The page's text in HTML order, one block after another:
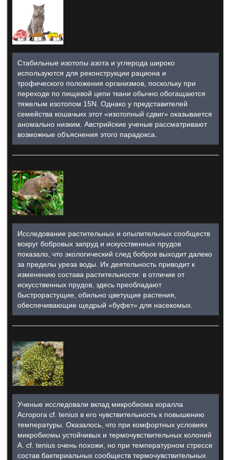
Стабильные изотопы азота и углерода широко
используются для реконструкции рациона и
трофического положения организмов, поскольку при
переходе по пищевой цепи ткани обычно обогащаются
тяжелым изотопом 15N. Однако у представителей
семейства кошачьих этот «изотопный сдвиг» оказывается
аномально низким. Австрийские ученые рассматривают
возможные объяснения этого парадокса.
Исследование растительных и опылительных сообществ
вокруг бобровых запруд и искусственных прудов
показало, что экологический след бобров выходит далеко
за пределы уреза воды. Их деятельность приводит к
изменению состава растительности: в отличие от
искусственных прудов, здесь преобладают
быстрорастущие, обильно цветущие растения,
обеспечивающие щедрый «буфет» для насекомых.
Ученые исследовали вклад микробиома коралла
Acropora cf. tenius в его чувствительность к повышению
температуры. Оказалось, что при комфортных условиях
микробиомы устойчивых и термочувствительных колоний
A. cf. tenius очень похожи, но при температурном стрессе
состав бактериальных сообществ термочувствительных